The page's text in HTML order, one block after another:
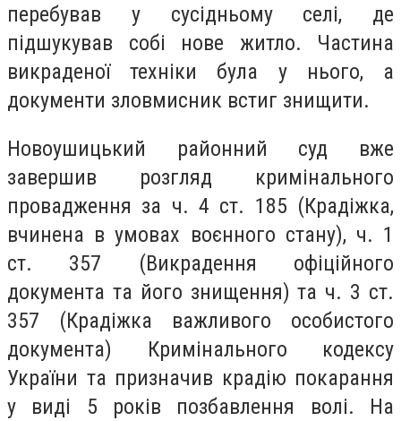
перебував у сусідньому селі, де
підшукував собі нове житло. Частина
викраденої техніки була у нього, а
документи зловмисник встиг знищити.
Новоушицький районний суд вже
завершив розгляд кримінального
провадження за ч. 4 ст. 185 (Крадіжка,
вчинена в умовах воєнного стану), ч. 1
ст. 357 (Викрадення офіційного
документа та його знищення) та ч. 3 ст.
357 (Крадіжка важливого особистого
документа) Кримінального кодексу
України та призначив крадію покарання
у виді 5 років позбавлення волі. На